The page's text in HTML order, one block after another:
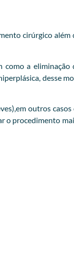
cirúrgico
como a
desse
outros casos
o procedimento